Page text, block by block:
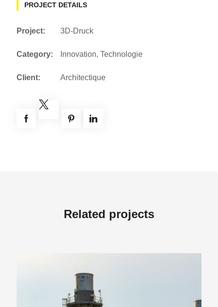
PROJECT DETAILS
Project: 3D-Druck
Category: Innovation, Technologie
Client: Architectique
Related projects